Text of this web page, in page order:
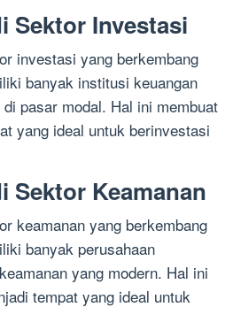
Sektor Investasi
investasi yang berkembang
banyak institusi keuangan
pasar modal. Hal ini membuat
yang ideal untuk berinvestasi
Sektor Keamanan
keamanan yang berkembang
banyak perusahaan
yang modern. Hal ini
tempat yang ideal untuk